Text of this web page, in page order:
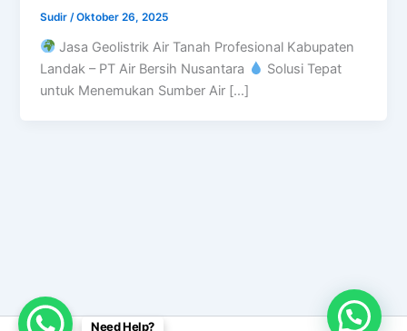
Sudir /Oktober 26, 2025
Jasa Geolistrik Air Tanah Profesional Kabupaten
Landak – PT Air Bersih Nusantara
Solusi Tepat
untuk Menemukan Sumber Air […]
Need Help?